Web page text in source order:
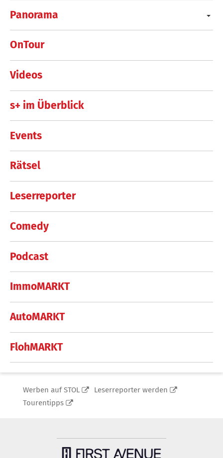
Panorama
OnTour
Videos
s+ im Überblick
Events
Rätsel
Leserreporter
Comedy
Podcast
ImmoMARKT
AutoMARKT
FlohMARKT
Werben auf STOL
Leserreporter werden
Tourentipps